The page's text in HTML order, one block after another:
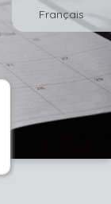
Français